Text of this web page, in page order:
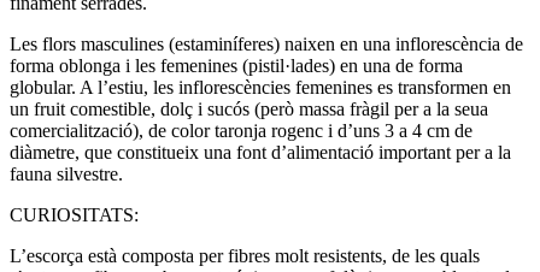
Les flors masculines (estaminíferes) naixen en una inflorescència de
forma oblonga i les femenines (pistil·lades) en una de forma
globular. A l’estiu, les inflorescències femenines es transformen en
un fruit comestible, dolç i sucós (però massa fràgil per a la seua
comercialització), de color taronja rogenc i d’uns 3 a 4 cm de
diàmetre, que constitueix una font d’alimentació important per a la
fauna silvestre.
CURIOSITATS:
L’escorça està composta per fibres molt resistents, de les quals